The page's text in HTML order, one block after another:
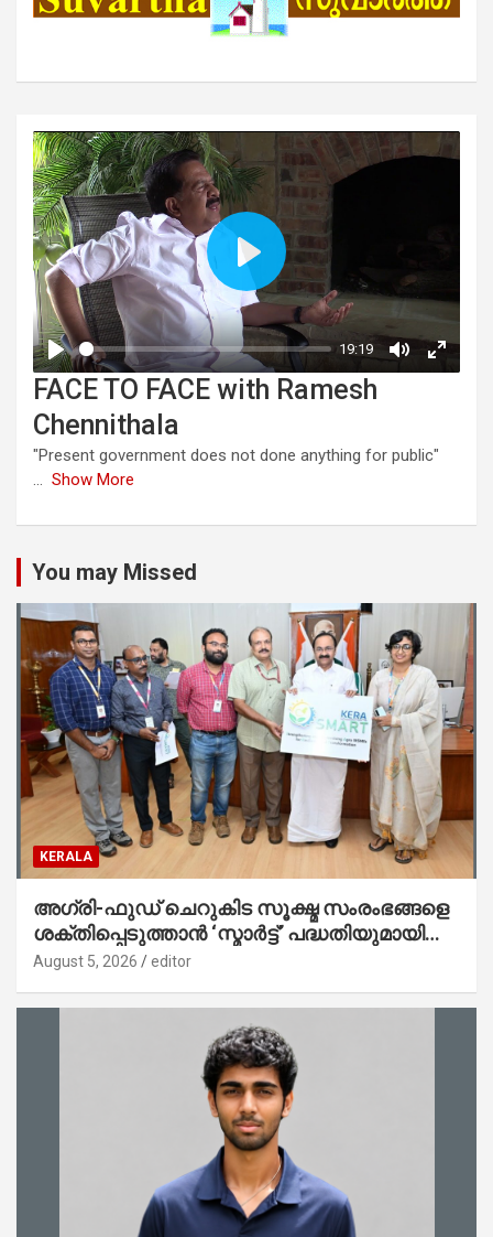
FACE TO FACE with Ramesh
Chennithala
"Present government does not done anything for public"
... Show More
You may Missed
KERALA
അഗ്രി-ഫുഡ് ചെറുകിട സൂക്ഷ്മ സംരംഭങ്ങളെ
ശക്തിപ്പെടുത്താന്‍ ‘സ്മാര്‍ട്ട്’ പദ്ധതിയുമായി
കേര; ലോഗോ മുഖ്യമന്ത്രി പ്രകാശനം
August 5, 2026 editor